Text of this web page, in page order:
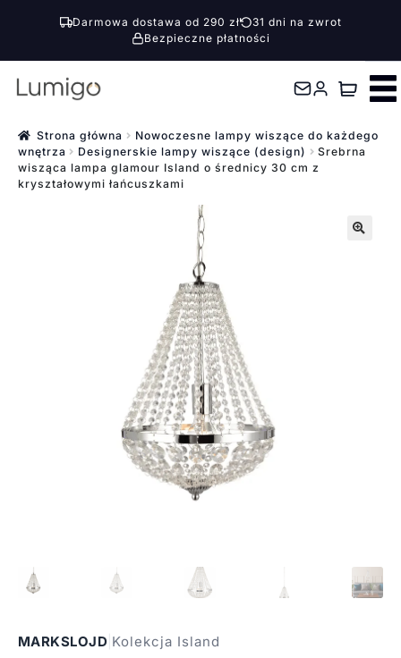
Darmowa dostawa od 290 zł
31 dni na zwrot
Bezpieczne płatności
Przejdź
nawigacji
Przejdź
treści Strona główna
Nowoczesne lampy wiszące do każdego
wnętrza
Designerskie lampy wiszące (design)
Srebrna
wisząca lampa glamour Island o średnicy 30 cm z
kryształowymi łańcuszkami
MARKSLOJD Kolekcja Island